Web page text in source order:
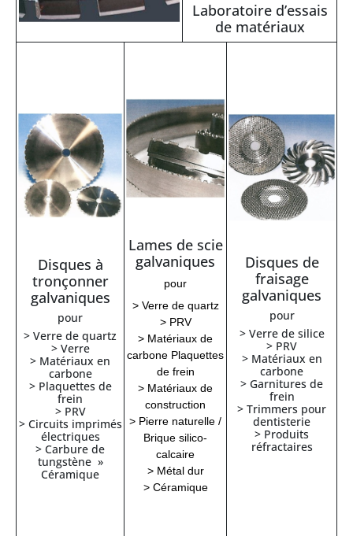
Laboratoire d’essais
de matériaux
Disques à
tronçonner
galvaniques
pour
> Verre de quartz
> Verre
> Matériaux en
carbone
> Plaquettes de
frein
> PRV
> Circuits imprimés
électriques
> Carbure de
tungstène »
Céramique
Lames de scie
galvaniques
pour
> Verre de quartz
> PRV
> Matériaux de
carbone Plaquettes
de frein
> Matériaux de
construction
> Pierre naturelle /
Brique silico-
calcaire
> Métal dur
> Céramique
Disques de
fraisage
galvaniques
pour
> Verre de silice
> PRV
> Matériaux en
carbone
> Garnitures de
frein
> Trimmers pour
dentisterie
> Produits
réfractaires